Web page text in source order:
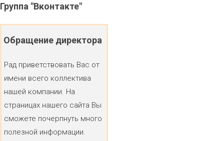
Группа "Вконтакте"
Обращение директора
Рад приветствовать Вас от
имени всего коллектива
нашей компании. На
страницах нашего сайта Вы
сможете почерпнуть много
полезной информации.